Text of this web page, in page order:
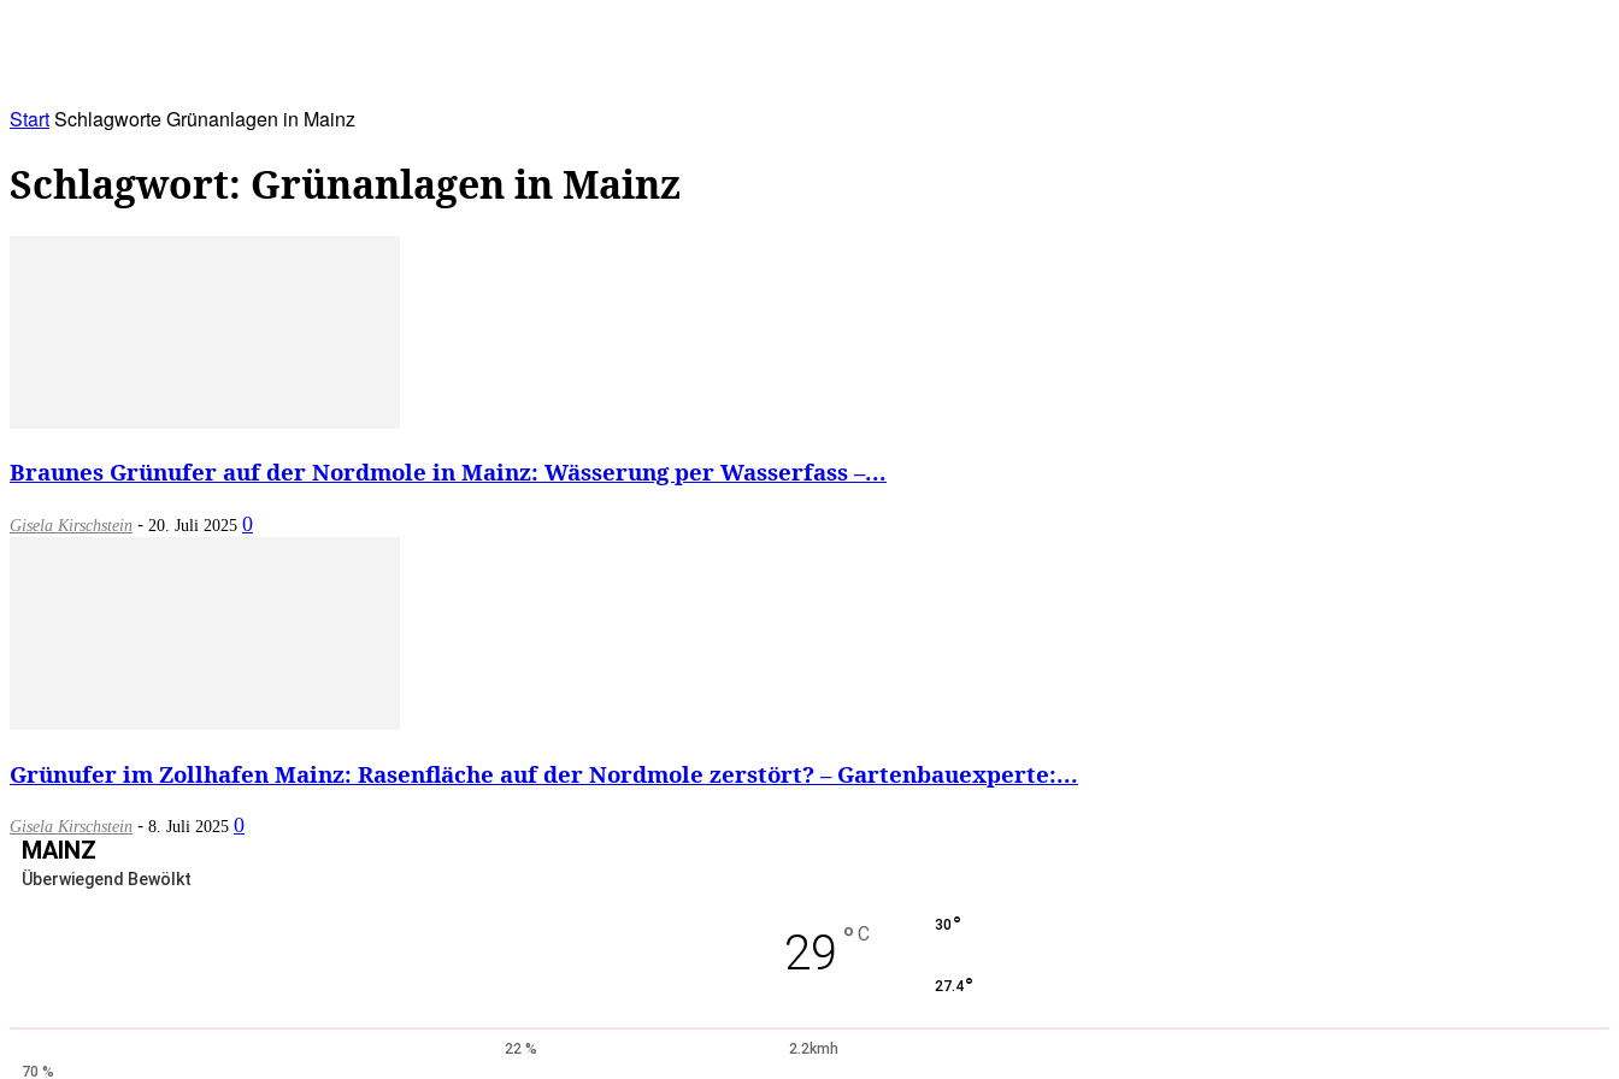
StartSchlagworteGrünanlagen in Mainz
Schlagwort: Grünanlagen in Mainz
Braunes Grünufer auf der Nordmole in Mainz: Wässerung per Wasserfass –...
Gisela Kirschstein - 20. Juli 2025 0
Grünufer im Zollhafen Mainz: Rasenfläche auf der Nordmole zerstört? – Gartenbauexperte:...
Gisela Kirschstein - 8. Juli 2025 0
MAINZ
Überwiegend Bewölkt
29 ° C 30°
27.4°
22 %
2.2kmh
70 %